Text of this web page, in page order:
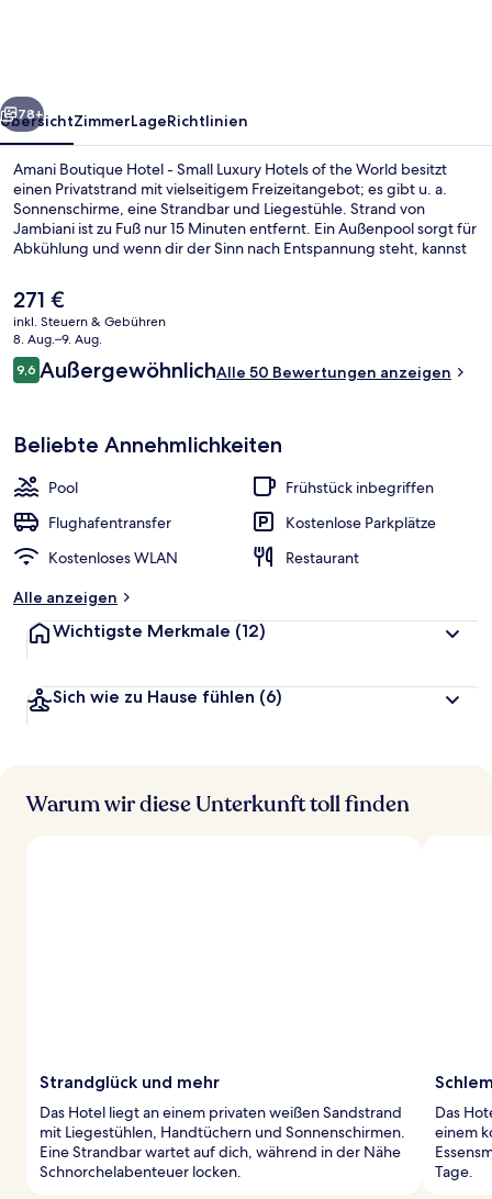
Hotels
of
the
World
Weiter
78+
ÜbersichtZimmerLageRichtlinien
Amani Boutique Hotel - Small Luxury Hotels of the World besitzt
einen Privatstrand mit vielseitigem Freizeitangebot; es gibt u. a.
Sonnenschirme, eine Strandbar und Liegestühle. Strand von
Jambiani ist zu Fuß nur 15 Minuten entfernt. Ein Außenpool sorgt für
Abkühlung und wenn dir der Sinn nach Entspannung steht, kannst
prima, wenn du einen Happen essen möchtest. Für kühle Getränke
dagegen bist du in der Bar/Lounge an der richtigen Adresse. Dieses
Hotel im luxuriösen Stil ist außerdem höchstens 10 Autominuten
entfernt von: Strand von Paje.
Der
aktuelle
Preis
beträgt
271 €.
271 €
inkl. Steuern & Gebühren
8. Aug.–9. Aug.
Bewertungen
9,69,6 von 10.
AußergewöhnlichAlle 50 Bewertungen anzeigen
Beliebte Annehmlichkeiten
Pool
Frühstück inbegriffen
Flughafentransfer
Kostenlose Parkplätze
Kostenloses WLAN
Restaurant
Alle anzeigen
Wichtigste Merkmale (12)
Sich wie zu Hause fühlen (6)
Warum wir diese Unterkunft toll finden
Strandglück und mehr
Das Hotel liegt an einem privaten weißen Sandstrand
mit Liegestühlen, Handtüchern und Sonnenschirmen.
Eine Strandbar wartet auf dich, während in der Nähe
Schnorchelabenteuer locken.
Das
einem
Tage.